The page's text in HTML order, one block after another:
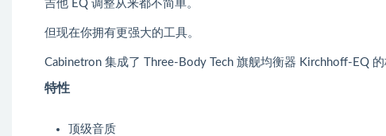
吉他 EQ 调整从来都不简单。
但现在你拥有更强大的工具。
Cabinetron 集成了 Three-Body Tech 旗舰均衡器 Kirchhoff-EQ 的
特性
顶级音质